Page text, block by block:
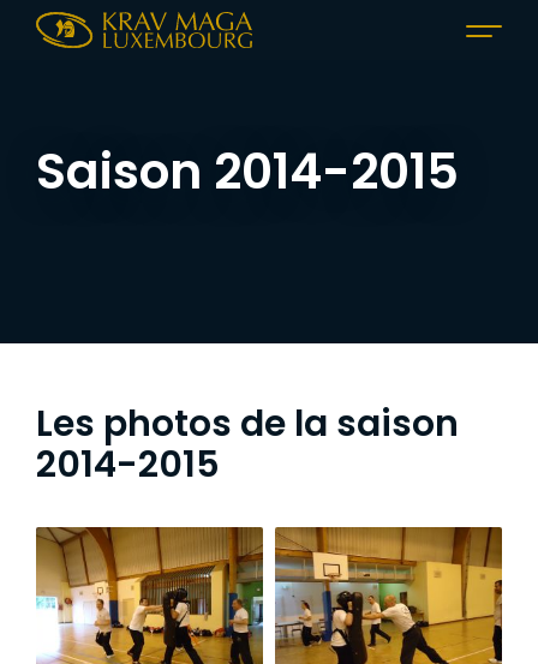
Saison 2014-2015
Les photos de la saison
2014-2015